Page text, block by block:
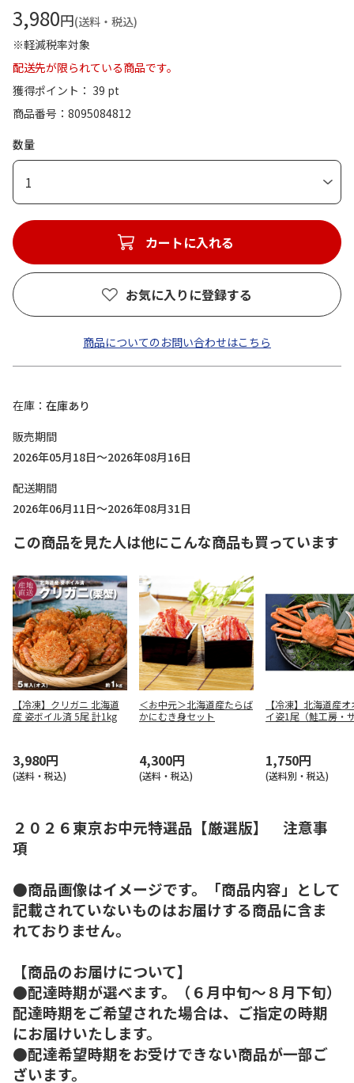
3,980円(送料・税込)
※軽減税率対象
配送先が限られている商品です。
獲得ポイント： 39 pt
商品番号
8095084812
数量
1
カートに入れる
お気に入りに登録する
商品についてのお問い合わせはこちら
在庫
在庫あり
販売期間
2026年05月18日～2026年08月16日
配送期間
2026年06月11日～2026年08月31日
この商品を見た人は他にこんな商品も買っています
【冷凍】クリガニ 北海道
産 姿ボイル済 5尾 計1kg
3,980円
(送料・税込)
＜お中元＞北海道産たらば
かにむき身セット
4,300円
(送料・税込)
【冷凍】北海道産
イ姿1尾（鮭工房・
1,750円
(送料別・税込)
２０２６東京お中元特選品【厳選版】 注意事
項
●商品画像はイメージです。「商品内容」として
記載されていないものはお届けする商品に含ま
れておりません。
【商品のお届けについて】
●配達時期が選べます。（６月中旬～８月下旬）
配達時期をご希望された場合は、ご指定の時期
にお届けいたします。
●配達希望時期をお受けできない商品が一部ご
ざいます。